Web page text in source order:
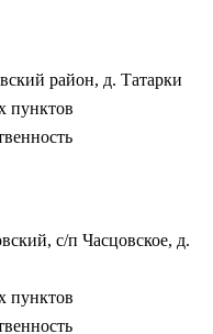
район, д. Татарки
пунктов
с/п Часцовское, д.
пунктов